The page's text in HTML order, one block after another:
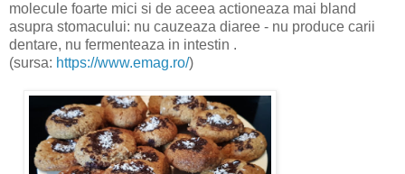
molecule foarte mici si de aceea actioneaza mai bland
asupra stomacului: nu cauzeaza diaree - nu produce carii
dentare, nu fermenteaza in intestin .
(sursa: https://www.emag.ro/)